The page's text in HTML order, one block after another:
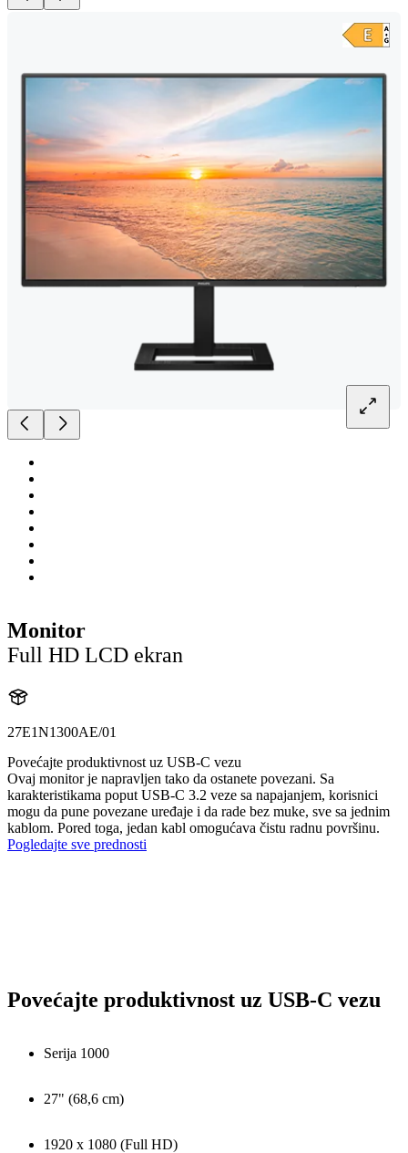
Monitor
Full HD LCD ekran
27E1N1300AE/01
Povećajte produktivnost uz USB-C vezu
Ovaj monitor je napravljen tako da ostanete povezani. Sa
karakteristikama poput USB-C 3.2 veze sa napajanjem, korisnici
mogu da pune povezane uređaje i da rade bez muke, sve sa jednim
kablom. Pored toga, jedan kabl omogućava čistu radnu površinu.
Pogledajte sve prednosti
Povećajte produktivnost uz USB-C vezu
Serija 1000
27" (68,6 cm)
1920 x 1080 (Full HD)